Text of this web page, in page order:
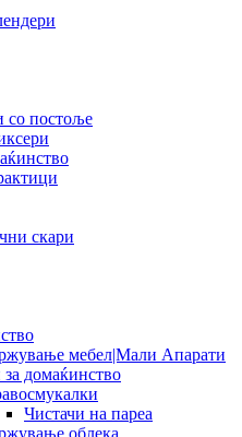
со постоље
скари
мебел|Мали Апарати
домаќинство
Чистачи на пареа
облека